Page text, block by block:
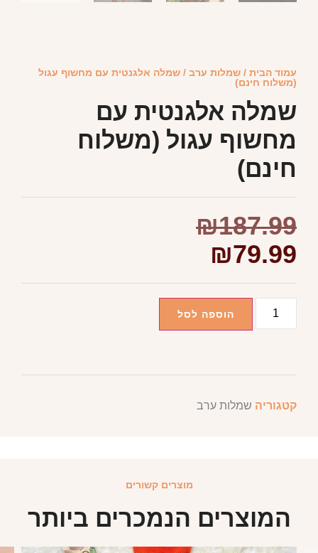
עמוד הבית / שמלות ערב / שמלה אלגנטית עם מחשוף עגול
(משלוח חינם)
שמלה אלגנטית עם
מחשוף עגול (משלוח
חינם)
₪187.99
₪79.99
הוספה לסל
קטגוריה שמלות ערב
מוצרים קשורים
המוצרים הנמכרים ביותר